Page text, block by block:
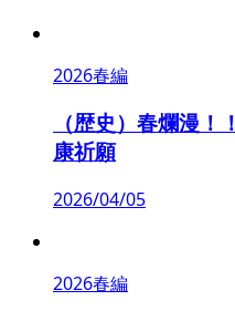
2026春編
（歴史）春爛漫
康祈願
2026/04/05
2026春編